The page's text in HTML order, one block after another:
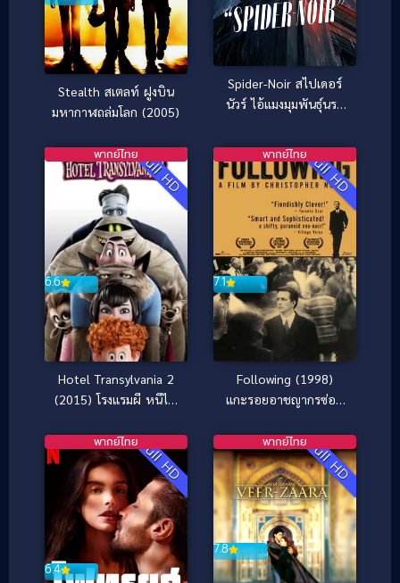
Stealth สเตลท์ ฝูงบิน
มหากาฬถล่มโลก (2005)
Spider-Noir สไปเดอร์
นัวร์ ไอ้แมงมุมพันธุ์นรก
Full HD
6.6
พากย์ไทย
Hotel Transylvania 2
(2015) โรงแรมผี หนีไป
Full HD
7.1
พากย์ไทย
Following (1998)
แกะรอยอาชญากรซ่อน
Full HD
6.4
พากย์ไทย Full HD
7.8
พากย์ไทย